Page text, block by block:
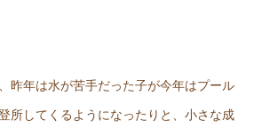
昨年は水が苦手だった子が今年はプール
所してくるようになったりと、小さな成